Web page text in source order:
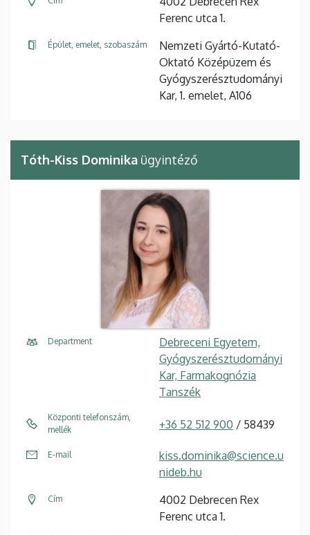
Ferenc utca 1.
Épület, emelet, szobaszám
Nemzeti Gyártó-Kutató-
Oktató Középüzem és
Gyógyszerésztudományi
Kar, 1. emelet, A106
Tóth-Kiss Dominika ügyintéző
Department
Debreceni Egyetem,
Gyógyszerésztudományi
Kar, Farmakognózia
Tanszék
Központi telefonszám,
mellék
+36 52 512 900 / 58439
E-mail
kiss.dominika@science.u
nideb.hu
Cím
4002 Debrecen Rex
Ferenc utca 1.